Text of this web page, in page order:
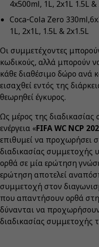
4x500ml, 1L, 2x1L 1.5L &
Coca‑Cola Zero
1L, 2x1L, 1.5L & 2x1.5L
Οι συμμετέχοντες
κωδικούς, αλλά μπορούν
κάθε διαθέσιμο δώρο ανά
εισαχθεί εντός της
θεωρηθεί έγκυρος.
Ως μέρος της
ενέργεια «FIFA WC NCP
επιθυμεί να προχωρήσει
διαδικασίας συμμετοχής
ορθά σε μία ερώτηση
ερώτηση αποτελεί
συμμετοχή στον
που απαντήσουν ορθά
δύνανται να
διαδικασίας συμμετοχής